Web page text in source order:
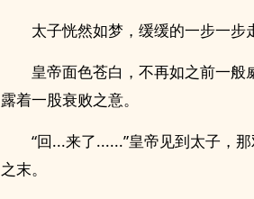
太子恍然如梦，缓缓的一步一步
皇帝面色苍白，不再如之前一
露着一股衰败之意。
“回...来了......”皇帝见到太子，
之末。